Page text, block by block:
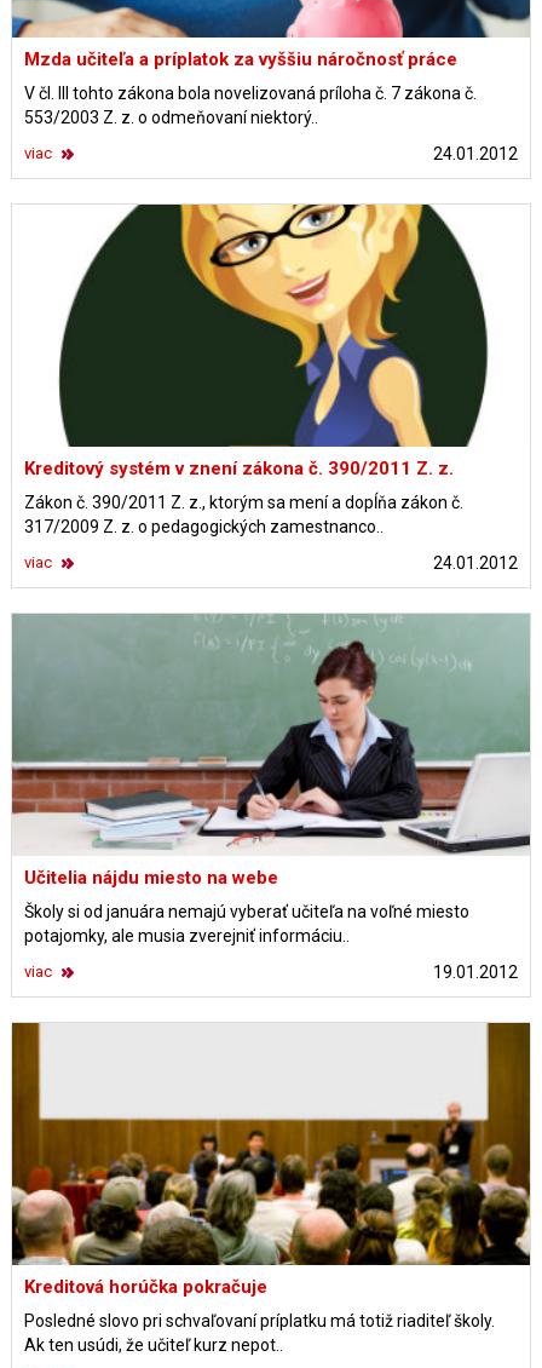
Mzda učiteľa a príplatok za vyššiu náročnosť práce
V čl. III tohto zákona bola novelizovaná príloha č. 7 zákona č.
553/2003 Z. z. o odmeňovaní niektorý..
24.01.2012
viac
Kreditový systém v znení zákona č. 390/2011 Z. z.
Zákon č. 390/2011 Z. z., ktorým sa mení a dopĺňa zákon č.
317/2009 Z. z. o pedagogických zamestnanco..
24.01.2012
viac
Učitelia nájdu miesto na webe
Školy si od januára nemajú vyberať učiteľa na voľné miesto
potajomky, ale musia zverejniť informáciu..
19.01.2012
viac
Kreditová horúčka pokračuje
Posledné slovo pri schvaľovaní príplatku má totiž riaditeľ školy.
Ak ten usúdi, že učiteľ kurz nepot..